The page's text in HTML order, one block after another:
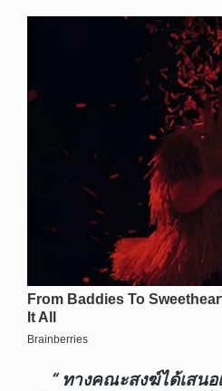
“ ทางคณะสงฆ์ได้เสนอเ